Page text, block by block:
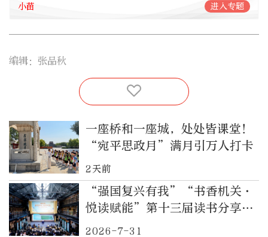
小苗 进入专题
编辑：张品秋
一座桥和一座城，处处皆课堂！
“宛平思政月”满月引万人打卡
2天前
“强国复兴有我”“书香机关·
悦读赋能”第十三届读书分享会
举办
2026-7-31